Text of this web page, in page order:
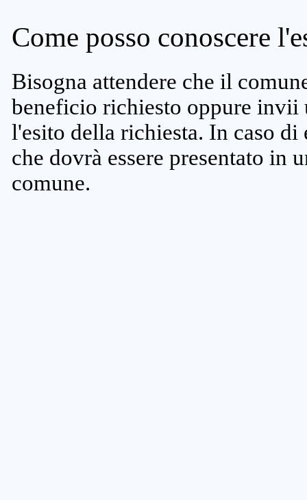
Come posso conoscere
Bisogna attendere che il
beneficio richiesto oppure invii
l'esito della richiesta. In caso
che dovrà essere presentato in
comune.